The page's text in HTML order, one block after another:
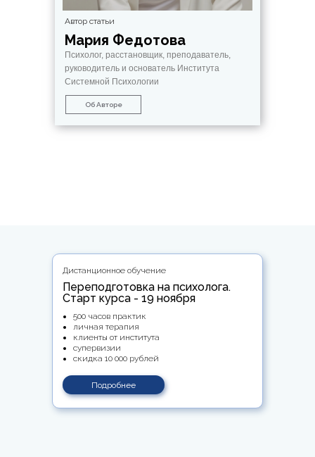
Психолог, расстановщик, преподаватель,
руководитель и основатель Института
Системной Психологии
Автор статьи
Мария Федотова
Об Авторе
Дистанционное обучение
500 часов практик
личная терапия
клиенты от института
супервизии
скидка 10 000 рублей
Переподготовка на психолога.
Старт курса - 19 ноября
Подробнее